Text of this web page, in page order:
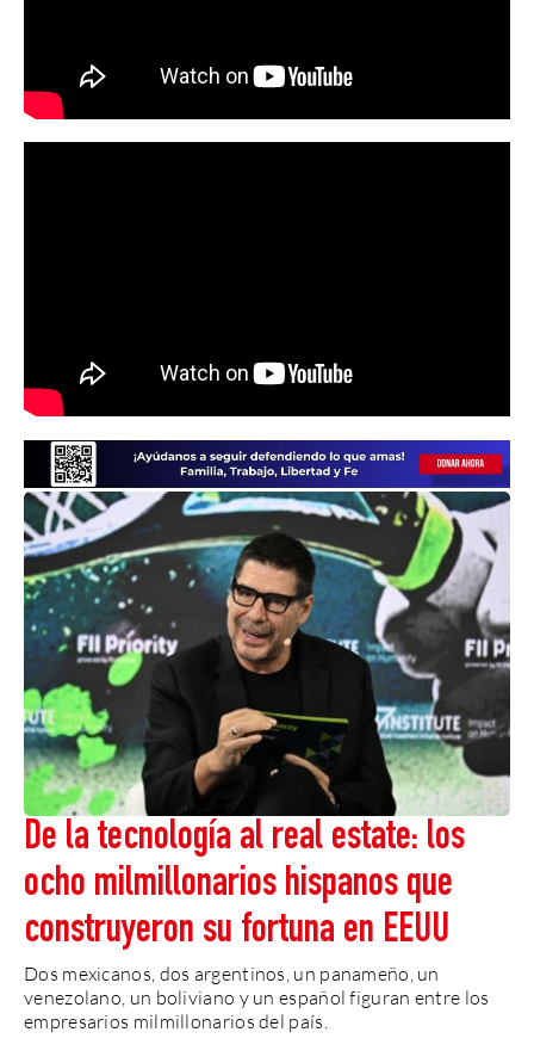
De la tecnología al real estate: los
ocho milmillonarios hispanos que
construyeron su fortuna en EEUU
Dos mexicanos, dos argentinos, un panameño, un
venezolano, un boliviano y un español figuran entre los
empresarios milmillonarios del país.